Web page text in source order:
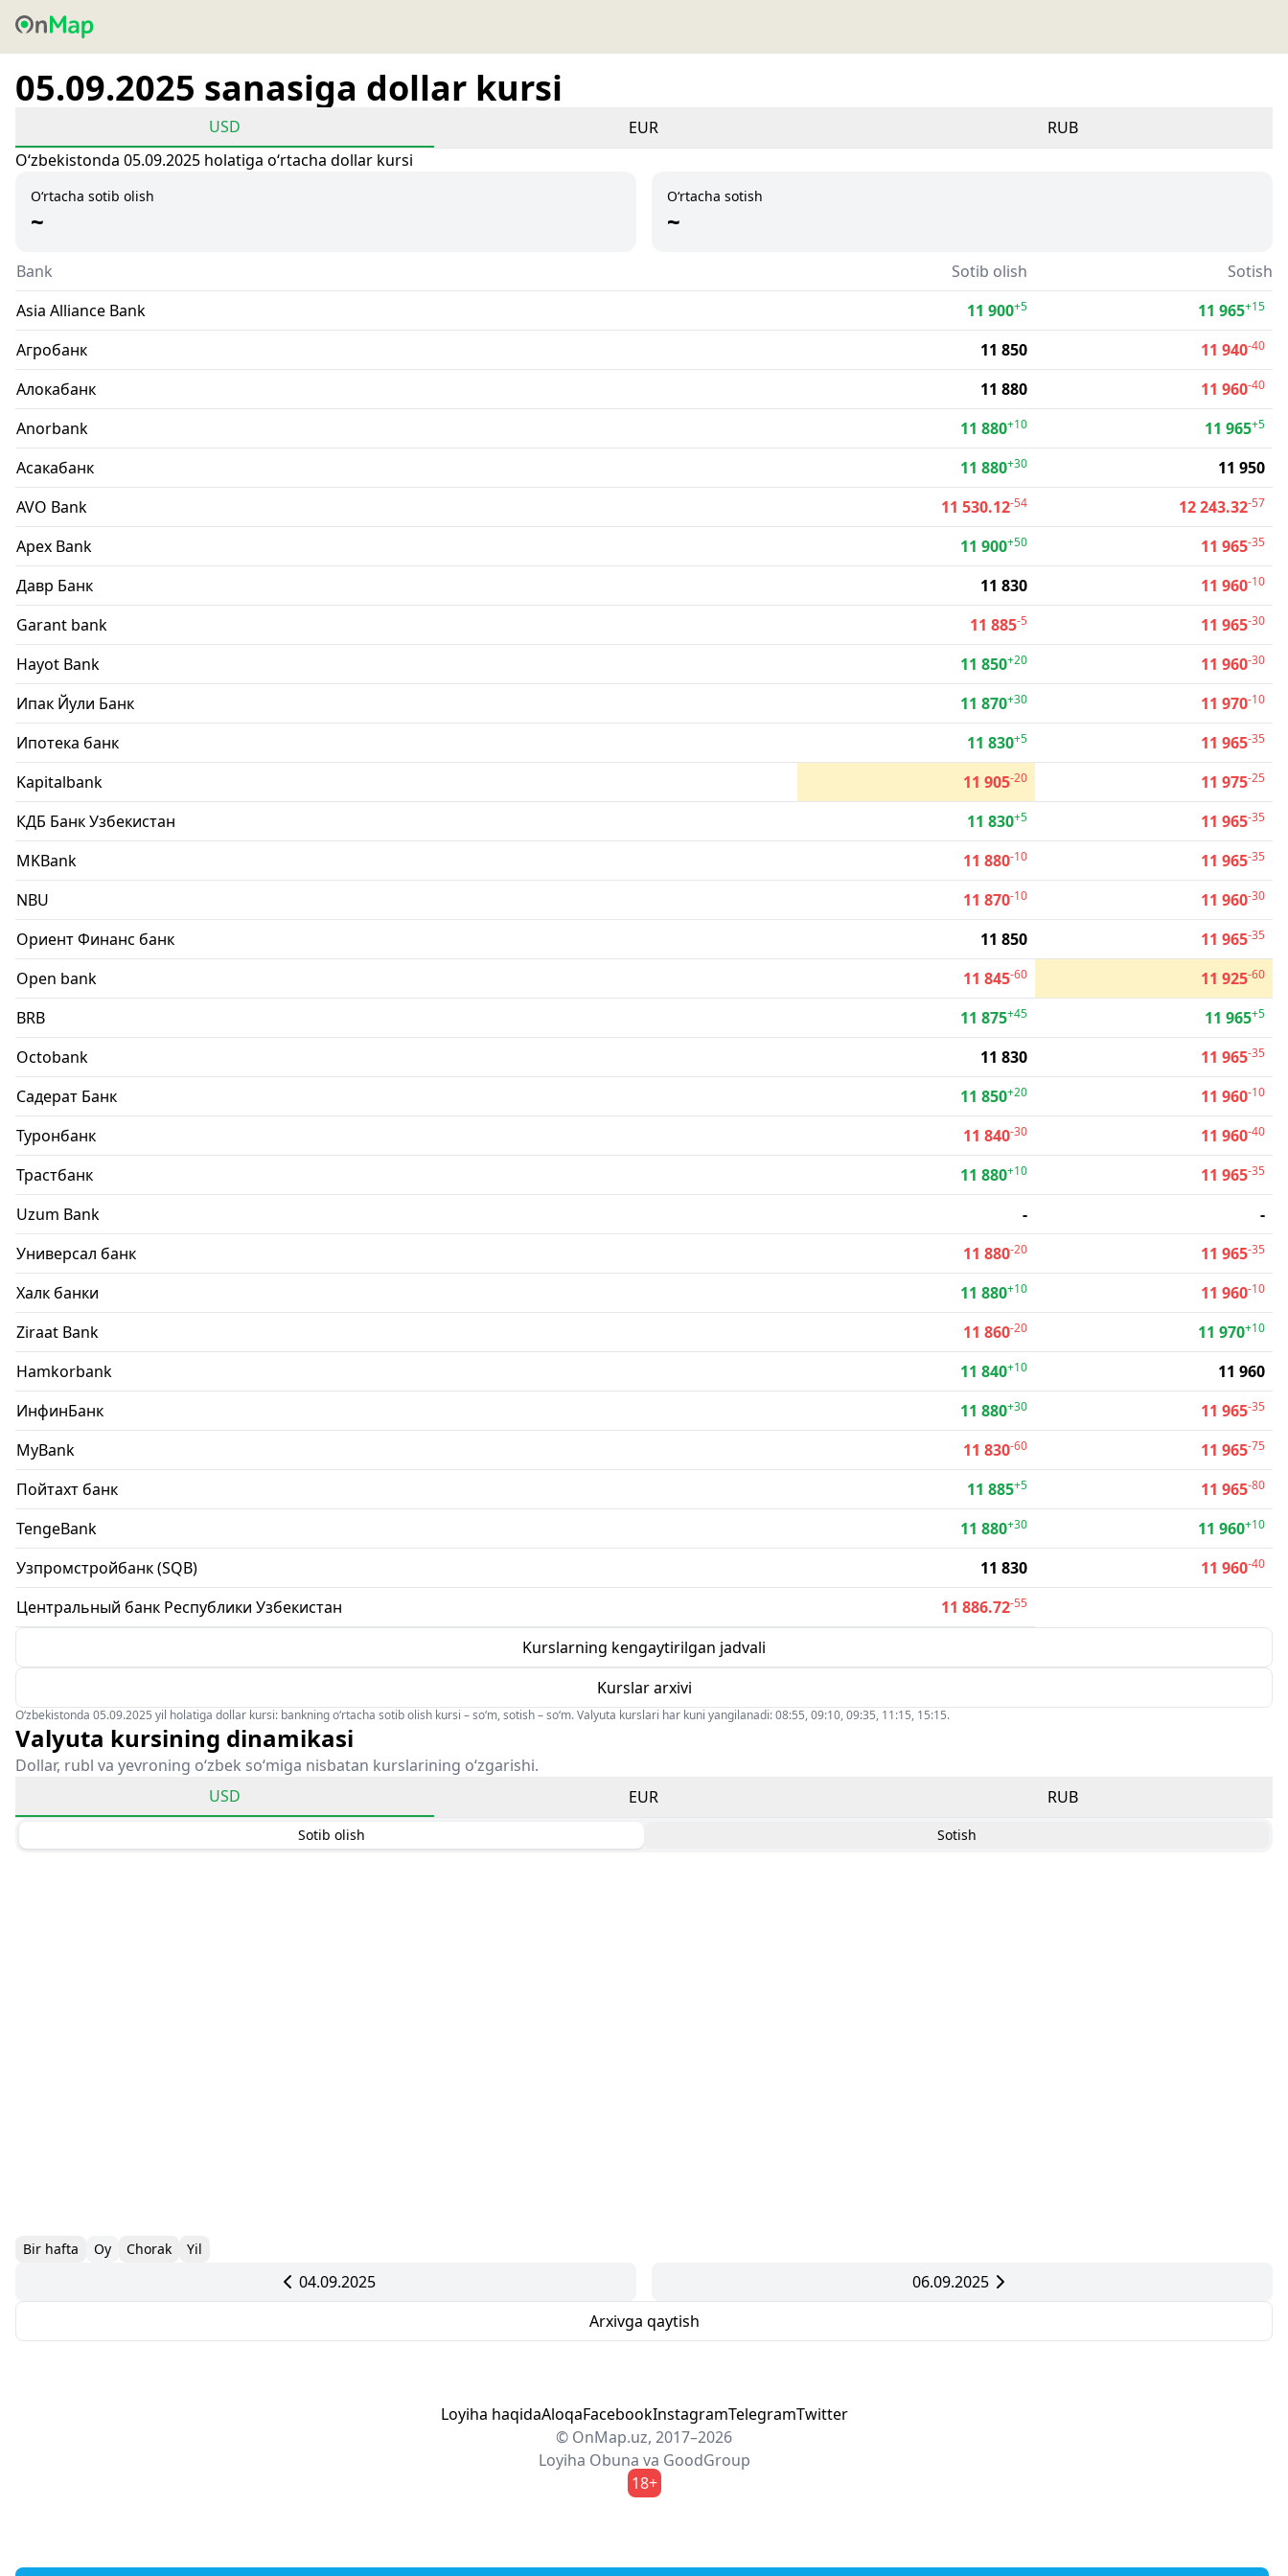
05.09.2025 sanasiga dollar kursi
USD EUR
RUB
Oʻzbekistonda 05.09.2025 holatiga oʻrtacha dollar kursi
O‘rtacha sotib olish
~
O‘rtacha sotish
~
Bank Sotib olish
Sotish
Asia Alliance Bank
11 900+5 11 965+15
Агробанк 11 850 11 940-40
Алокабанк 11 880 11 960-40
Anorbank 11 880+10 11 965+5
Асакабанк 11 880+30
11 950
AVO Bank
11 530.12-54 12 243.32-57
Apex Bank 11 900+50 11 965-35
Давр Банк 11 830 11 960-10
Garant bank 11 885-5 11 965-30
Hayot Bank 11 850+20 11 960-30
Ипак Йули Банк 11 870+30 11 970-10
Ипотека банк 11 830+5 11 965-35
Kapitalbank 11 905-20 11 975-25
КДБ Банк Узбекистан 11 830+5 11 965-35
MKBank 11 880-10 11 965-35
NBU 11 870-10 11 960-30
Ориент Финанс банк 11 850 11 965-35
Open bank 11 845-60 11 925-60
BRB 11 875+45 11 965+5
Octobank 11 830 11 965-35
Садерат Банк 11 850+20 11 960-10
Туронбанк 11 840-30 11 960-40
Трастбанк 11 880+10 11 965-35
Uzum Bank -
-
Универсал банк
11 880-20 11 965-35
Халк банки 11 880+10 11 960-10
Ziraat Bank 11 860-20 11 970+10
Hamkorbank 11 840+10
11 960
ИнфинБанк
11 880+30 11 965-35
MyBank 11 830-60 11 965-75
Пойтахт банк 11 885+5 11 965-80
TengeBank 11 880+30 11 960+10
Узпромстройбанк (SQB) 11 830 11 960-40
Центральный банк Республики Узбекистан 11 886.72-55
Kurslarning kengaytirilgan jadvali
Kurslar arxivi
O‘zbekistonda 05.09.2025 yil holatiga dollar kursi: bankning o‘rtacha sotib olish kursi – so‘m, sotish – so‘m. Valyuta kurslari har kuni yangilanadi: 08:55, 09:10, 09:35, 11:15, 15:15.
Valyuta kursining dinamikasi
Dollar, rubl va yevroning o‘zbek so‘miga nisbatan kurslarining o‘zgarishi.
USD
EUR RUB
Sotib olish Sotish
Bir hafta Oy Chorak Yil
04.09.2025
06.09.2025
Arxivga qaytish
Loyiha haqidaAloqaFacebookInstagramTelegramTwitter
© OnMap.uz, 2017–2026
Loyiha Obuna va GoodGroup
18+